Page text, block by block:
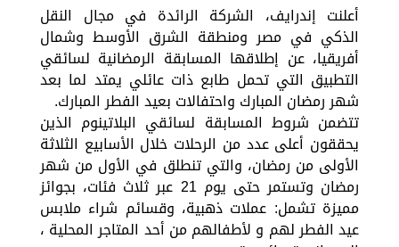
أعلنت إندرايف، الشركة الرائدة في مجال النقل
الذكي في مصر ومنطقة الشرق الأوسط وشمال
أفريقيا، عن إطلاقها المسابقة الرمضانية لسائقي
التطبيق التي تحمل طابع ذات عائلي يمتد لما بعد
شهر رمضان المبارك واحتفالات بعيد الفطر المبارك.
تتضمن شروط المسابقة لسائقي البلاتينوم الذين
يحققون أعلى عدد من الرحلات خلال الأسابيع الثلاثة
الأولى من رمضان، والتي تنطلق في الأول من شهر
رمضان وتستمر حتى يوم 21 عبر ثلاث فئات، بجوائز
مميزة تشمل: عملات ذهبية، وقسائم شراء ملابس
عيد الفطر لهم و لأطفالهم من أحد المتاجر المحلية ،